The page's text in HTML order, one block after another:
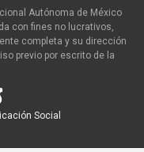
Autónoma de México
con fines no lucrativos,
completa y su dirección
previo por escrito de la
Social